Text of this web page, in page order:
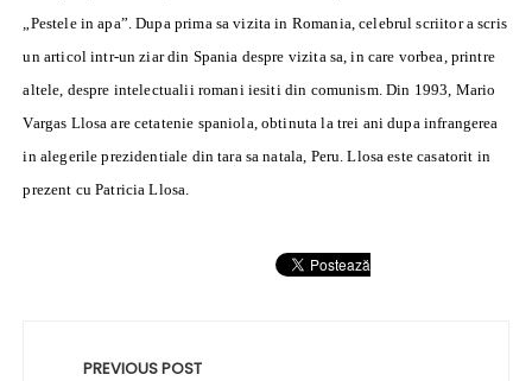
„Pestele in apa”. Dupa prima sa vizita in Romania, celebrul scriitor a scris
un articol intr-un ziar din Spania despre vizita sa, in care vorbea, printre
altele, despre intelectualii romani iesiti din comunism. Din 1993, Mario
Vargas Llosa are cetatenie spaniola, obtinuta la trei ani dupa infrangerea
in alegerile prezidentiale din tara sa natala, Peru. Llosa este casatorit in
prezent cu Patricia Llosa.
PREVIOUS POST